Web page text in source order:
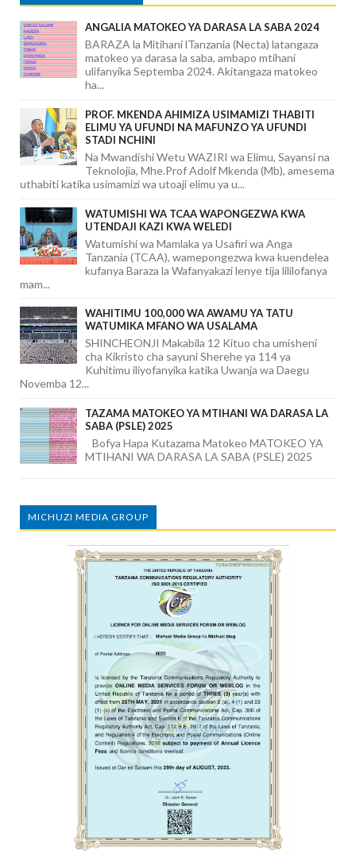
ANGALIA MATOKEO YA DARASA LA SABA 2024
BARAZA la Mitihani lTanzania (Necta) latangaza
matokeo ya darasa la saba, ambapo mtihani
ulifanyika Septemba 2024. Akitangaza matokeo
ha...
PROF. MKENDA AHIMIZA USIMAMIZI THABITI
ELIMU YA UFUNDI NA MAFUNZO YA UFUNDI
STADI NCHINI
Na Mwandishi Wetu WAZIRI wa Elimu, Sayansi na
Teknolojia, Mhe.Prof Adolf Mkenda (Mb), amesema
uthabiti katika usimamizi wa utoaji elimu ya u...
WATUMISHI WA TCAA WAPONGEZWA KWA
UTENDAJI KAZI KWA WELEDI
Watumishi wa Mamlaka ya Usafiri wa Anga
Tanzania (TCAA), wamepongezwa kwa kuendelea
kufanya Baraza la Wafanyakazi lenye tija lililofanya
mam...
WAHITIMU 100,000 WA AWAMU YA TATU
WATUMIKA MFANO WA USALAMA
SHINCHEONJI Makabila 12 Kituo cha umisheni
cha Kikristo cha sayuni Sherehe ya 114 ya
Kuhitimu iliyofanyika katika Uwanja wa Daegu
Novemba 12...
TAZAMA MATOKEO YA MTIHANI WA DARASA LA
SABA (PSLE) 2025
Bofya Hapa Kutazama Matokeo MATOKEO YA
MTIHANI WA DARASA LA SABA (PSLE) 2025
MICHUZI MEDIA GROUP